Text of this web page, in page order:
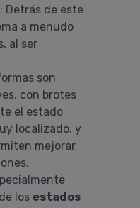
Detrás de este
a menudo
al ser
son
con brotes
el estado
localizado, y
mejorar
los estados